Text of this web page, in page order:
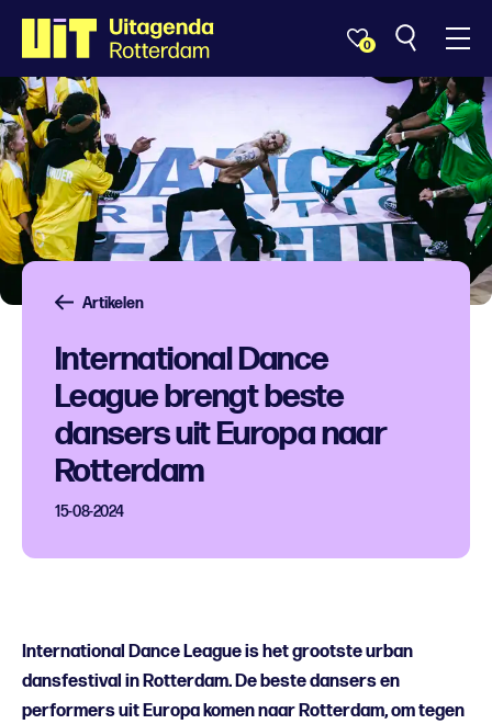
0
Artikelen
International Dance
League brengt beste
dansers uit Europa naar
Rotterdam
15-08-2024
International Dance League is het grootste urban
dansfestival in Rotterdam. De beste dansers en
performers uit Europa komen naar Rotterdam, om tegen